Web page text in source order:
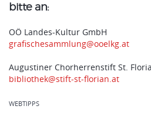
bitte an:
OÖ Landes-Kultur GmbH
grafischesammlung@ooelkg.at
Augustiner Chorherrenstift St.
bibliothek@stift-st-florian.at
WEBTIPPS